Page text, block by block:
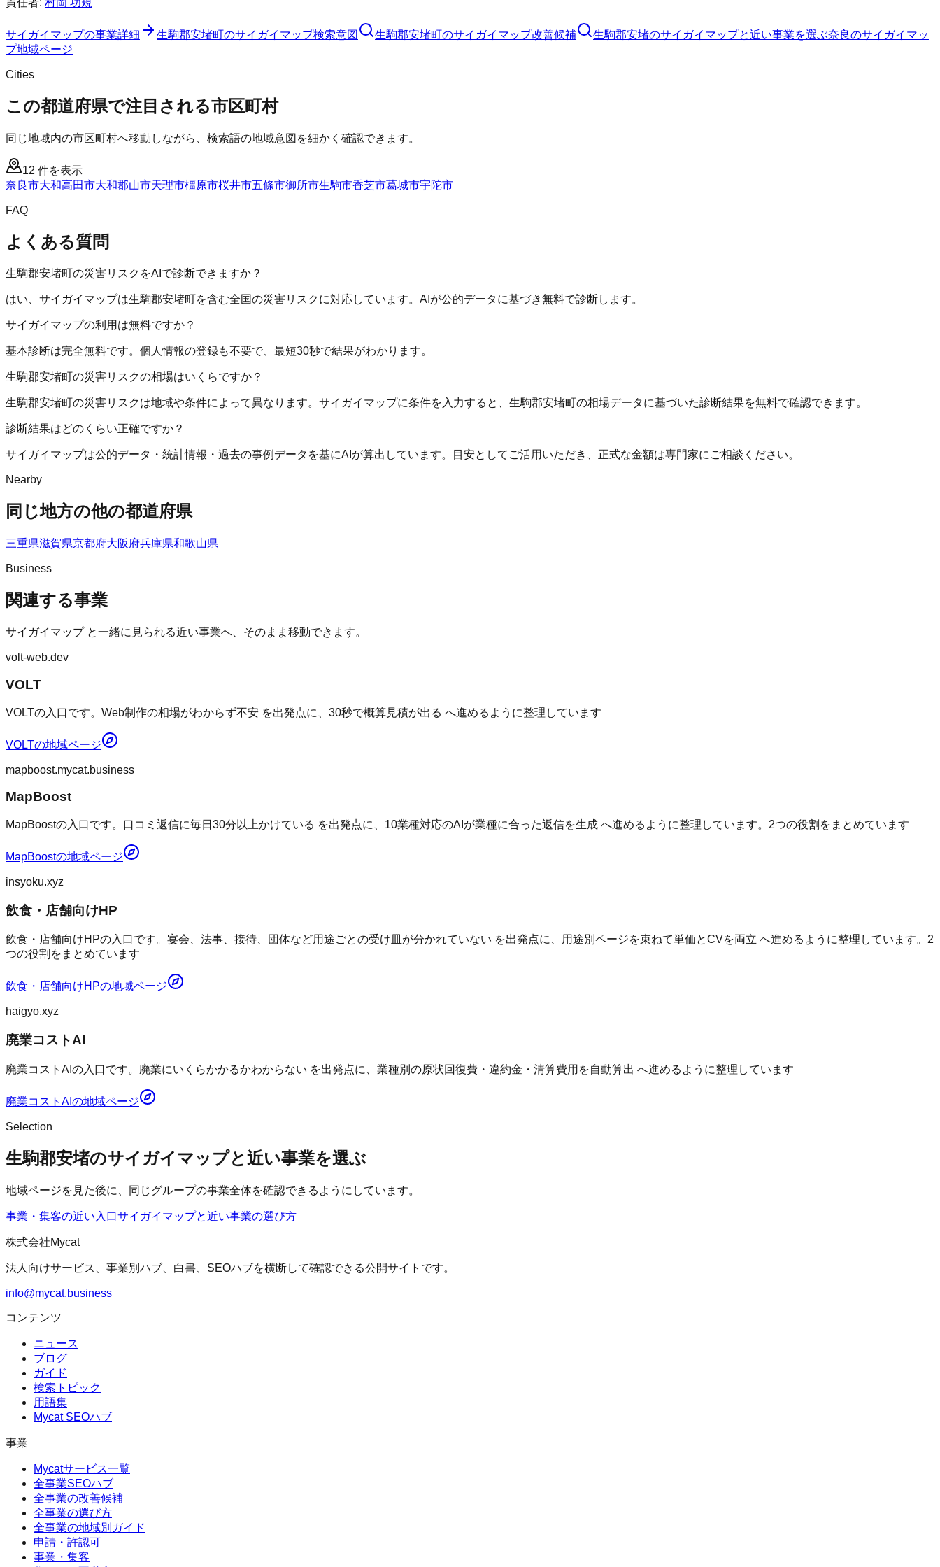
サイガイマップの事業詳細 生駒郡安堵町のサイガイマップ検索意図 生駒郡安堵町のサイガイマップ改善候補 生駒郡安堵のサイガイマップと近い事業を選ぶ奈良のサイガイマッ
プ地域ページ
Cities
この都道府県で注目される市区町村
同じ地域内の市区町村へ移動しながら、検索語の地域意図を細かく確認できます。
12 件を表示
奈良市大和高田市大和郡山市天理市橿原市桜井市五條市御所市生駒市香芝市葛城市宇陀市
FAQ
よくある質問
生駒郡安堵町の災害リスクをAIで診断できますか？
はい、サイガイマップは生駒郡安堵町を含む全国の災害リスクに対応しています。AIが公的データに基づき無料で診断します。
サイガイマップの利用は無料ですか？
基本診断は完全無料です。個人情報の登録も不要で、最短30秒で結果がわかります。
生駒郡安堵町の災害リスクの相場はいくらですか？
生駒郡安堵町の災害リスクは地域や条件によって異なります。サイガイマップに条件を入力すると、生駒郡安堵町の相場データに基づいた診断結果を無料で確認できます。
診断結果はどのくらい正確ですか？
サイガイマップは公的データ・統計情報・過去の事例データを基にAIが算出しています。目安としてご活用いただき、正式な金額は専門家にご相談ください。
Nearby
同じ地方の他の都道府県
三重県滋賀県京都府大阪府兵庫県和歌山県
Business
関連する事業
サイガイマップと一緒に見られる近い事業へ、そのまま移動できます。
volt-web.dev
VOLT
VOLTの入口です。Web制作の相場がわからず不安 を出発点に、30秒で概算見積が出る へ進めるように整理しています
VOLTの地域ページ
mapboost.mycat.business
MapBoost
MapBoostの入口です。口コミ返信に毎日30分以上かけている を出発点に、10業種対応のAIが業種に合った返信を生成 へ進めるように整理しています。2つの役割をまとめています
MapBoostの地域ページ
insyoku.xyz
飲食・店舗向けHP
飲食・店舗向けHPの入口です。宴会、法事、接待、団体など用途ごとの受け皿が分かれていない を出発点に、用途別ページを束ねて単価とCVを両立 へ進めるように整理しています。2
つの役割をまとめています
飲食・店舗向けHPの地域ページ
haigyo.xyz
廃業コストAI
廃業コストAIの入口です。廃業にいくらかかるかわからない を出発点に、業種別の原状回復費・違約金・清算費用を自動算出 へ進めるように整理しています
廃業コストAI の地域ページ
Selection
生駒郡安堵のサイガイマップと近い事業を選ぶ
地域ページを見た後に、同じグループの事業全体を確認できるようにしています。
事業・集客の近い入口サイガイマップと近い事業の選び方
株式会社Mycat
法人向けサービス、事業別ハブ、白書、SEOハブを横断して確認できる公開サイトです。
info@mycat.business
コンテンツ
ニュース
ブログ
ガイド
検索トピック
用語集
Mycat SEOハブ
事業
Mycatサービス一覧
全事業SEOハブ
全事業の改善候補
全事業の選び方
全事業の地域別ガイド
申請・許認可
事業・集客